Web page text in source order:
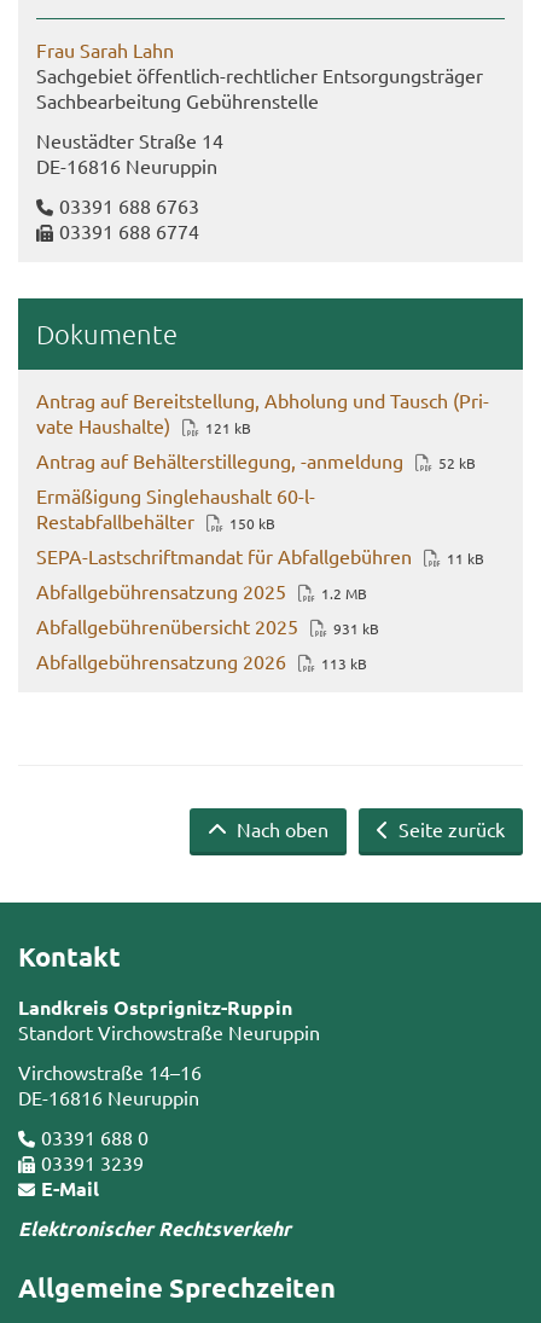
Frau Sarah Lahn
Sach­ge­biet öffentlich-​rechtlicher Ent­sor­gungs­trä­ger
Sach­be­ar­bei­tung Ge­büh­ren­stel­le
Neu­städ­ter Stra­ße 14
DE-​16816 Neu­rup­pin
03391 688 6763
03391 688 6774
Do­ku­men­te
An­trag auf Be­reit­stel­lung, Ab­ho­lung und Tausch (Pri­
va­te Haus­hal­te)
121 kB
An­trag auf Be­häl­ter­stil­le­gung, -​anmeldung 52 kB
Er­mä­ßi­gung Sin­gle­haus­halt 60-​l-
Restabfallbehälter
150 kB
SEPA-​Lastschriftmandat für Ab­fall­ge­büh­ren 11 kB
Ab­fall­ge­büh­ren­sat­zung 2025 1.2 MB
Ab­fall­ge­büh­ren­über­sicht 2025 931 kB
Ab­fall­ge­büh­ren­sat­zung 2026 113 kB
Seite zurück
Nach oben
Kontakt
Landkreis Ostprignitz-Ruppin
Standort Virchowstraße Neuruppin
Virchowstraße 14–16
DE-16816 Neuruppin
03391 688 0
03391 3239
E-Mail
Elektronischer Rechtsverkehr
Allgemeine Sprechzeiten